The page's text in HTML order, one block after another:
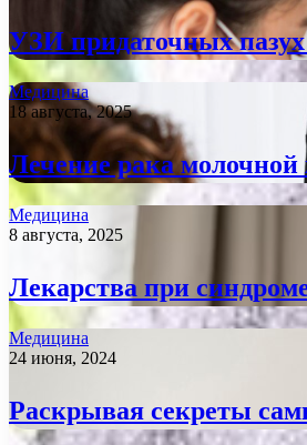
УЗИ придаточных
Медицина
18 августа, 2025
Лечение рака
Медицина
8 августа, 2025
Лекарства при
Медицина
24 июня, 2024
Раскрывая секреты